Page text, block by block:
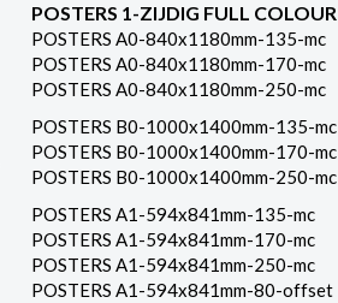
POSTERS 1-ZIJDIG FULL COLOUR
POSTERS A0-840x1180mm-135-mc
POSTERS A0-840x1180mm-170-mc
POSTERS A0-840x1180mm-250-mc
POSTERS B0-1000x1400mm-135-mc
POSTERS B0-1000x1400mm-170-mc
POSTERS B0-1000x1400mm-250-mc
POSTERS A1-594x841mm-135-mc
POSTERS A1-594x841mm-170-mc
POSTERS A1-594x841mm-250-mc
POSTERS A1-594x841mm-80-offset